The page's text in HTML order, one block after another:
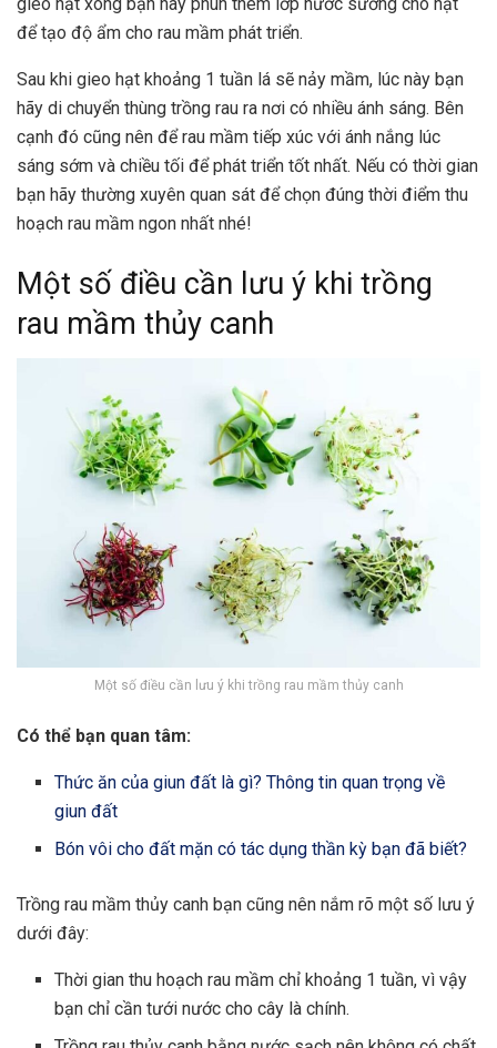
để tạo độ ẩm cho rau mầm phát triển.
Sau khi gieo hạt khoảng 1 tuần lá sẽ nảy mầm, lúc này bạn
hãy di chuyển thùng trồng rau ra nơi có nhiều ánh sáng. Bên
cạnh đó cũng nên để rau mầm tiếp xúc với ánh nắng lúc
sáng sớm và chiều tối để phát triển tốt nhất. Nếu có thời gian
bạn hãy thường xuyên quan sát để chọn đúng thời điểm thu
hoạch rau mầm ngon nhất nhé!
Một số điều cần lưu ý khi trồng
rau mầm thủy canh
Một số điều cần lưu ý khi trồng rau mầm thủy canh
Có thể bạn quan tâm:
Thức ăn của giun đất là gì? Thông tin quan trọng về
giun đất
Bón vôi cho đất mặn có tác dụng thần kỳ bạn đã biết?
Trồng rau mầm thủy canh bạn cũng nên nắm rõ một số lưu ý
dưới đây:
Thời gian thu hoạch rau mầm chỉ khoảng 1 tuần, vì vậy
bạn chỉ cần tưới nước cho cây là chính.